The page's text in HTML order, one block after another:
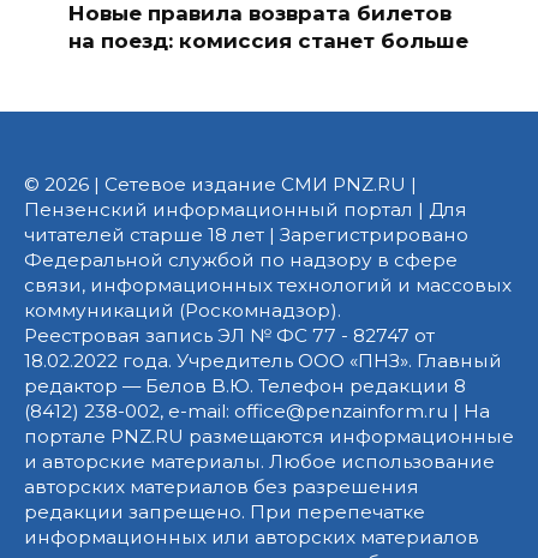
Новые правила возврата билетов
на поезд: комиссия станет больше
© 2026 | Сетевое издание СМИ PNZ.RU |
Пензенский информационный портал | Для
читателей старше 18 лет | Зарегистрировано
Федеральной службой по надзору в сфере
связи, информационных технологий и массовых
коммуникаций (Роскомнадзор).
Реестровая запись ЭЛ № ФС 77 - 82747 от
18.02.2022 года. Учредитель ООО «ПНЗ». Главный
редактор — Белов В.Ю. Телефон редакции 8
(8412) 238-002, e-mail: office@penzainform.ru | На
портале PNZ.RU размещаются информационные
и авторские материалы. Любое использование
авторских материалов без разрешения
редакции запрещено. При перепечатке
информационных или авторских материалов